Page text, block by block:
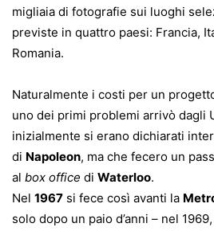
migliaia di fotografie sui luoghi
previste in quattro paesi: Francia,
Romania.
Naturalmente i costi per un
uno dei primi problemi arrivò dagli
inizialmente si erano dichiarati
di Napoleon, ma che fecero un
al box office di Waterloo.
Nel 1967 si fece così avanti la
solo dopo un paio d’anni – nel